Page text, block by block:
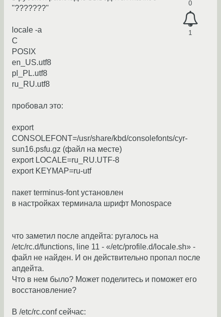
0
1
"???????"
locale -a
C
POSIX
en_US.utf8
pl_PL.utf8
ru_RU.utf8
пробовал это:
export
CONSOLEFONT=/usr/share/kbd/consolefonts/cyr-
sun16.psfu.gz (файл на месте)
export LOCALE=ru_RU.UTF-8
export KEYMAP=ru-utf
пакет terminus-font установлен
в настройках терминала шрифт Monospace
что заметил после апдейта: ругалось на
/etc/rc.d/functions, line 11 - «/etc/profile.d/locale.sh» -
файл не найден. И он действительно пропал после
апдейта.
Что в нем было? Может поделитесь и поможет его
восстановление?
В /etc/rc.conf сейчас: